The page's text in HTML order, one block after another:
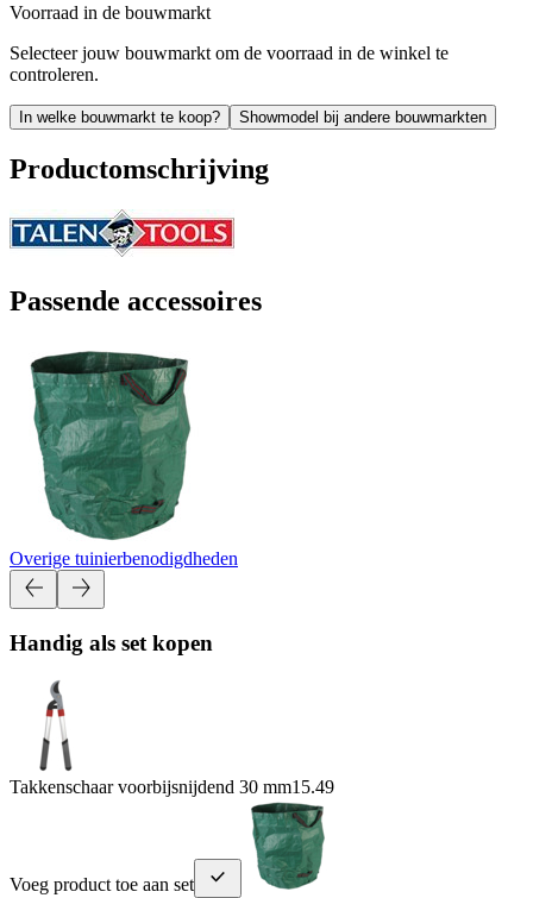
Voorraad in de bouwmarkt
Selecteer jouw bouwmarkt om de voorraad in de winkel te
controleren.
In welke bouwmarkt te koop? Showmodel bij andere bouwmarkten
Productomschrijving
Passende accessoires
Overige tuinierbenodigdheden
Handig als set kopen
Takkenschaar voorbijsnijdend 30 mm15.49
Voeg product toe aan set